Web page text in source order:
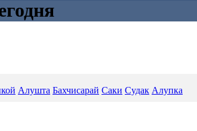
Алушта Бахчисарай Саки Судак Алупка